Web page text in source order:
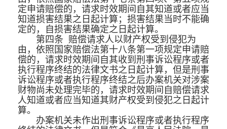
定申请赔偿的，请求时效期间自其知道或者应当
知道损害结果之日起计算；损害结果当时不能确
定的，自损害结果确定之日起计算。
第四条 赔偿请求人以财产权受到侵犯为
由，依照国家赔偿法第十八条第一项规定申请赔
偿的，请求时效期间自其收到刑事诉讼程序或者
执行程序终结的法律文书之日起计算，但是刑事
诉讼程序或者执行程序终结之后办案机关对涉案
财物尚未处理完毕的，请求时效期间自赔偿请求
人知道或者应当知道其财产权受到侵犯之日起计
算。
办案机关未作出刑事诉讼程序或者执行程序